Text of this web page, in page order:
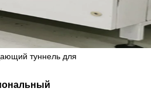
туннель для